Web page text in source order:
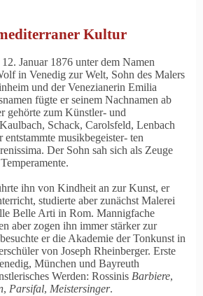
Kultur
Januar 1876 unter dem Namen
in Venedig zur Welt, Sohn des Malers
und der Venezianerin Emilia
fügte er seinem Nachnamen ab
gehörte zum Künstler- und
Schack, Carolsfeld, Lenbach
musikbegeister- ten
Der Sohn sah sich als Zeuge
ihn von Kindheit an zur Kunst, er
studierte aber zunächst Malerei
Belle Arti in Rom. Mannigfache
aber zogen ihn immer stärker zur
er die Akademie der Tonkunst in
von Joseph Rheinberger. Erste
München und Bayreuth
Werden: Rossinis Barbiere,
, Parsifal, Meistersinger.